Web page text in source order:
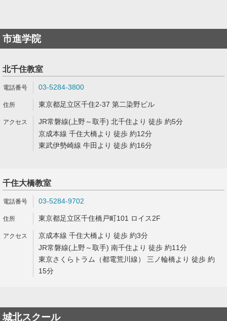
市進学院
北千住教室
03-5284-3800
東京都足立区千住2-37 第二染野ビル
JR常磐線(上野～取手) 北千住より 徒歩 約5分
京成本線 千住大橋より 徒歩 約12分
東武伊勢崎線 牛田より 徒歩 約16分
千住大橋教室
03-5284-9702
東京都足立区千住橋戸町101 ロイス2F
京成本線 千住大橋より 徒歩 約3分
JR常磐線(上野～取手) 南千住より 徒歩 約11分
東京さくらトラム（都電荒川線） 三ノ輪橋より 徒歩 約
15分
城北スクール